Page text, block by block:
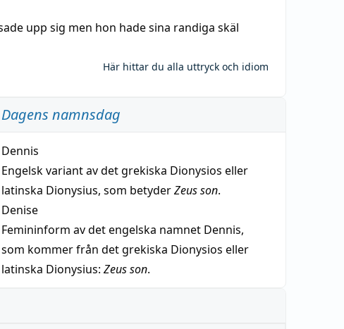
upp sig men hon hade sina randiga skäl
Här hittar du alla uttryck och idiom
Dagens namnsdag
Dennis
Engelsk variant av det grekiska Dionysios eller
latinska Dionysius, som betyderZeus son.
Denise
Femininform av det engelska namnet Dennis,
som kommer från det grekiska Dionysios eller
latinska Dionysius: Zeus son.